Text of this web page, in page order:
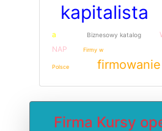
kapitalista
a
Biznesowy katalog
NAP
Firmy w
Polsce firmowanie
Firma Kursy